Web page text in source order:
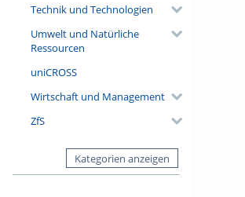
Technik und Technologien
Umwelt und Natürliche
Ressourcen
uniCROSS
Wirtschaft und Management
ZfS
Kategorien anzeigen